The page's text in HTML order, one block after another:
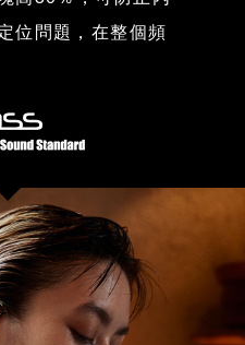
位問題，在整個頻